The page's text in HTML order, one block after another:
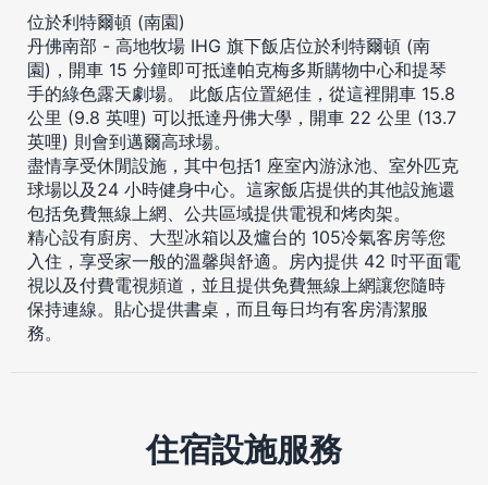
位於利特爾頓 (南園)
丹佛南部 - 高地牧場 IHG 旗下飯店位於利特爾頓 (南
園)，開車 15 分鐘即可抵達帕克梅多斯購物中心和提琴
手的綠色露天劇場。 此飯店位置絕佳，從這裡開車 15.8
公里 (9.8 英哩) 可以抵達丹佛大學，開車 22 公里 (13.7
英哩) 則會到邁爾高球場。
盡情享受休閒設施，其中包括1 座室內游泳池、室外匹克
球場以及24 小時健身中心。這家飯店提供的其他設施還
包括免費無線上網、公共區域提供電視和烤肉架。
精心設有廚房、大型冰箱以及爐台的 105冷氣客房等您
入住，享受家一般的溫馨與舒適。房內提供 42 吋平面電
視以及付費電視頻道，並且提供免費無線上網讓您隨時
保持連線。貼心提供書桌，而且每日均有客房清潔服
務。
住宿設施服務